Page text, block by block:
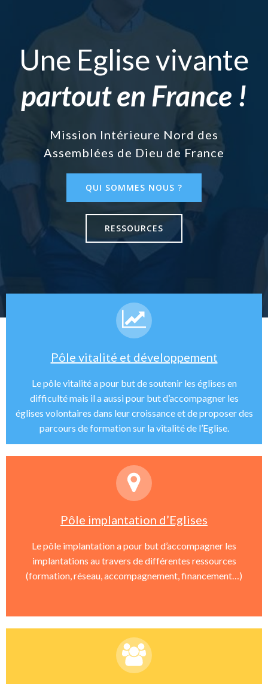
Une Eglise vivante
partout en France !
Mission Intérieure Nord des
Assemblées de Dieu de France
QUI SOMMES NOUS ?
RESSOURCES
Pôle vitalité et développement
Le pôle vitalité a pour but de soutenir les églises en
difficulté mais il a aussi pour but d’accompagner les
églises volontaires dans leur croissance et de proposer des
parcours de formation sur la vitalité de l’Eglise.
Pôle implantation d’Eglises
Le pôle implantation a pour but d’accompagner les
implantations au travers de différentes ressources
(formation, réseau, accompagnement, financement…)